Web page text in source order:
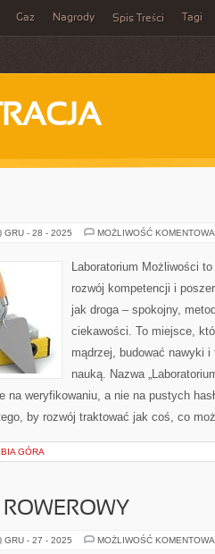
Gaz Nagrody Spis Treści Tagi
GRU - 28 - 2025 MOŻLIWOŚĆ
Laboratorium Możliwości
rozwój kompetencji i
jak droga – spokojny,
ciekawości. To miejsce,
mądrzej, budować nawyki
nauką. Nazwa
na weryfikowaniu, a nie na pustych
by rozwój traktować jak coś, co
GÓRA
ROWEROWY
GRU - 27 - 2025 MOŻLIWOŚĆ